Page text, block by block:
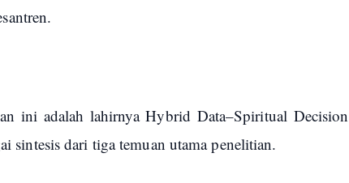
ini adalah lahirnya Hybrid Data–Spiritual Decision
sintesis dari tiga temuan utama penelitian.